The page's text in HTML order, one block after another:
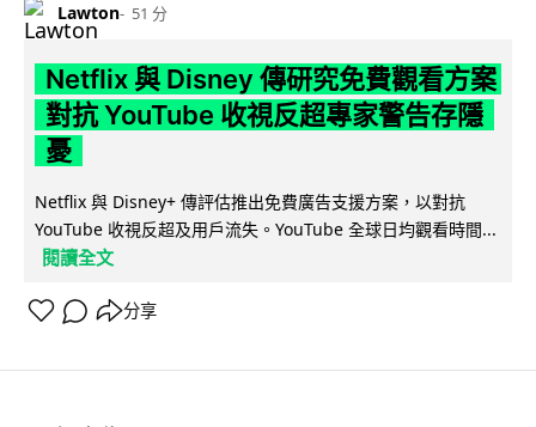
Lawton 51 分
Netflix 與 Disney 傳研究免費觀看方案
對抗 YouTube 收視反超專家警告存隱
憂
Netflix 與 Disney+ 傳評估推出免費廣告支援方案，以對抗
YouTube 收視反超及用戶流失。YouTube 全球日均觀看時間...
閱讀全文
分享